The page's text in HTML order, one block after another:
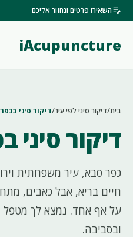
edit_noteהשאירו פרטים ונחזור אליכם
iAcupuncture
בית/דיקור סיני לפי עיר/דיקור סיני
דיקור סיני
כפר סבא, עיר משפחתית
חיים בריא, אבל כאבים,
על אף אחד. נמצא לך מטפל
ובסביבה.